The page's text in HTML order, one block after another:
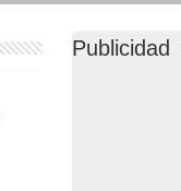
Publicidad